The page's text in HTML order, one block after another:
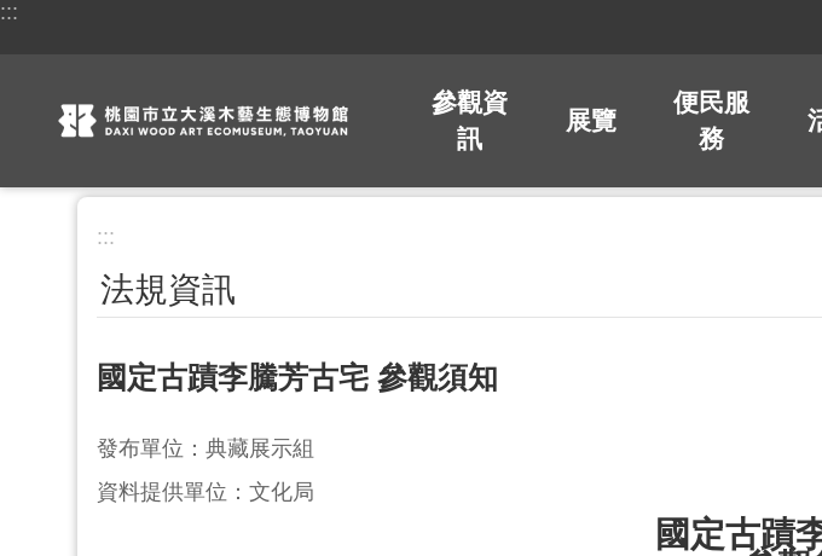
跳到主要內容區塊
:::
參觀資
訊
展覽
便民服
務
:::
法規資訊
國定古蹟李騰芳古宅 參觀須知
發布單位：典藏展示組
資料提供單位：文化局
國定古蹟